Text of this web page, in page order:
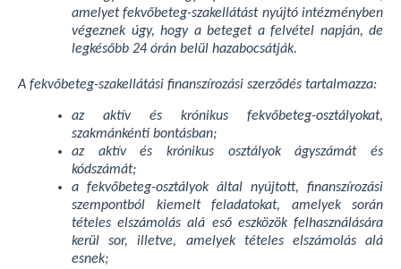
amelyet fekvőbeteg-szakellátást nyújtó intézményben
végeznek úgy, hogy a beteget a felvétel napján, de
legkésőbb 24 órán belül hazabocsátják.
A fekvőbeteg-szakellátási finanszírozási szerződés tartalmazza:
az aktív és krónikus fekvőbeteg-osztályokat,
szakmánkénti bontásban;
az aktív és krónikus osztályok ágyszámát és
kódszámát;
a fekvőbeteg-osztályok által nyújtott, finanszírozási
szempontból kiemelt feladatokat, amelyek során
tételes elszámolás alá eső eszközök felhasználására
kerül sor, illetve, amelyek tételes elszámolás alá
esnek;